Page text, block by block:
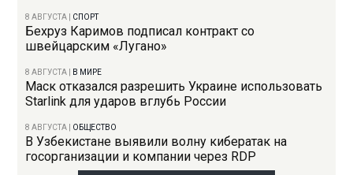
8 АВГУСТА СПОРТ
Бехруз Каримов подписал контракт со
швейцарским «Лугано»
8 АВГУСТА В МИРЕ
Маск отказался разрешить Украине использовать
Starlink для ударов вглубь России
8 АВГУСТА ОБЩЕСТВО
В Узбекистане выявили волну кибератак на
госорганизации и компании через RDP